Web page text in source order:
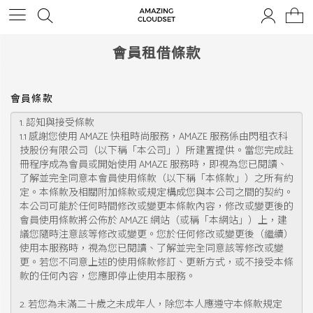
會員租借條款
會員條款